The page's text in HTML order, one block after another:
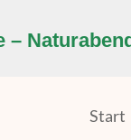
–
Start